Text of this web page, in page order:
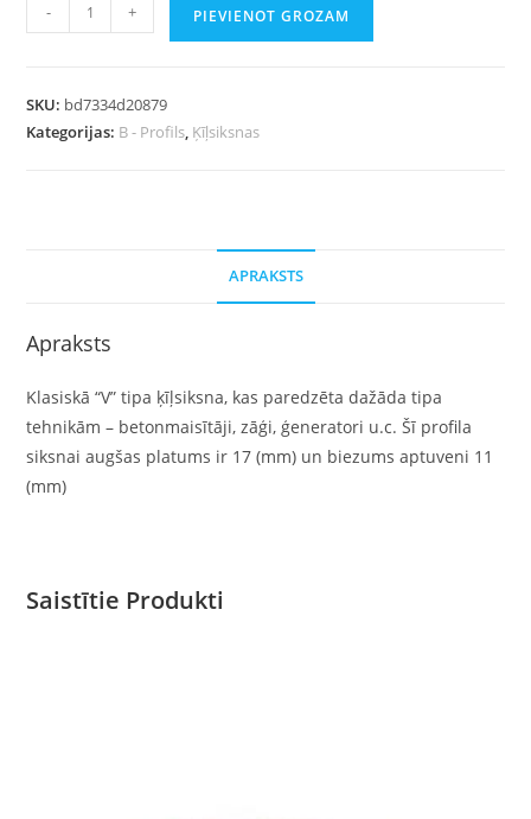
- + PIEVIENOT GROZAM
SKU: bd7334d20879
Kategorijas: B - Profils, Ķīļsiksnas
APRAKSTS
Apraksts
Klasiskā “V” tipa ķīļsiksna, kas paredzēta dažāda tipa
tehnikām – betonmaisītāji, zāģi, ģeneratori u.c. Šī profila
siksnai augšas platums ir 17 (mm) un biezums aptuveni 11
(mm)
Saistītie Produkti